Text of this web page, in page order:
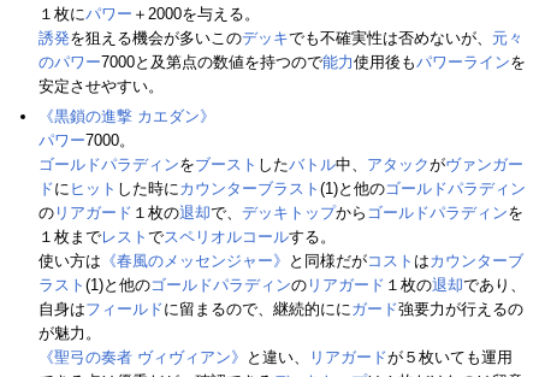
１枚にパワー ＋2000を与える。
誘発を狙える機会が多いこのデッキでも不確実性は否めないが、 元々
のパワー7000と及第点の数値を持つので能力使用後もパワーラインを
安定させやすい。
《黒鎖の進撃 カエダン》
パワー7000。
ゴールドパラディンをブースト したバトル中、 アタックがヴァンガー
ドに ヒット した時にカウンターブラスト (1)と他のゴールドパラディン
の リアガード １枚の退却で、 デッキトップから ゴールドパラディンを
１枚までレスト でスペリオルコールする。
使い方は 《春風のメッセンジャー》 と同様だがコスト はカウンターブ
ラスト (1)と他のゴールドパラディンの リアガード １枚の退却であり、
自身はフィールドに留まるので、継続的ににガード強要力が行えるの
が魅力。
《聖弓の奏者 ヴィヴィアン》 と違い、 リアガードが５枚いても運用